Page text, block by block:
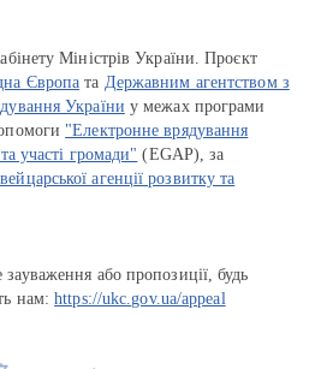
Міністрів України. Проєкт
Європа та Державним агентством з
України у межах програми
"Електронне врядування
участі громади" (EGAP), за
агенції розвитку та
або пропозиції, будь
нам:https://ukc.gov.ua/appeal